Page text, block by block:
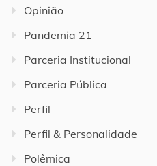
Opinião
Pandemia 21
Parceria Institucional
Parceria Pública
Perfil
Perfil & Personalidade
Polêmica